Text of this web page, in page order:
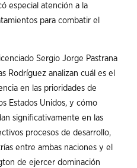
especial atención a la
para combatir el
Sergio Jorge Pastrana
Rodríguez analizan cuál es el
en las prioridades de
Estados Unidos, y cómo
significativamente en las
procesos de desarrollo,
entre ambas naciones y el
de ejercer dominación